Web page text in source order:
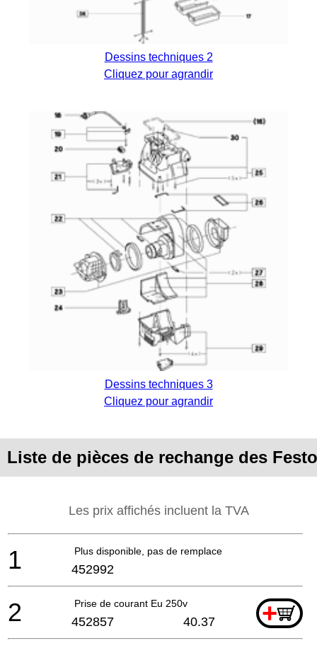
Dessins techniques 2
Cliquez pour agrandir
Dessins techniques 3
Cliquez pour agrandir
Liste de pièces de rechange des
Les prix affichés incluent la TVA
Plus disponible, pas de remplacement
1 452992
Prise de courant Eu 250v +
2 452857 40.37